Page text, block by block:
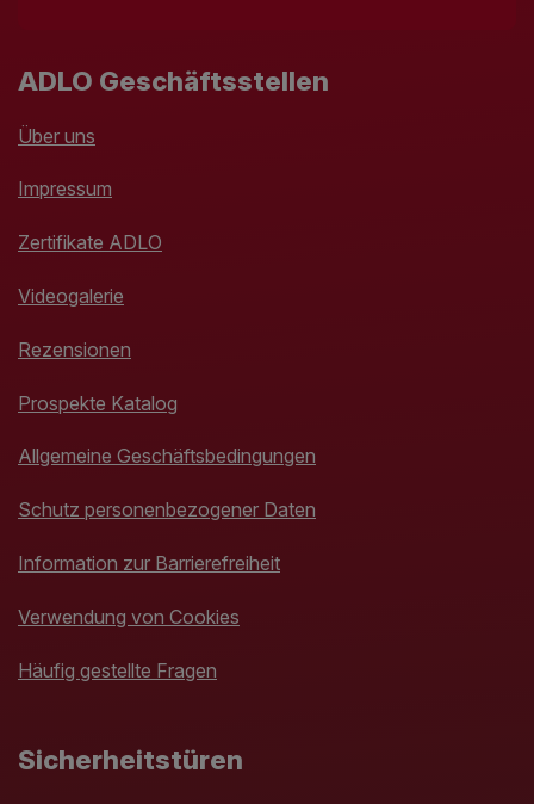
ADLO Geschäftsstellen
Über uns
Impressum
Zertifikate ADLO
Videogalerie
Rezensionen
Prospekte Katalog
Allgemeine Geschäftsbedingungen
Schutz personenbezogener Daten
Information zur Barrierefreiheit
Verwendung von Cookies
Häufig gestellte Fragen
Sicherheitstüren